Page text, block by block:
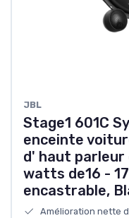
JBL
Stage1 601C
enceinte
d' haut parleur
watts de16 -
encastrable,
Amélioration nette